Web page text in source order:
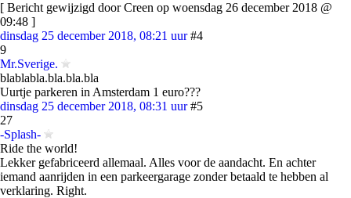
[ Bericht gewijzigd door Creen op woensdag 26 december 2018 @
09:48 ]
dinsdag 25 december 2018, 08:21 uur #4
9
Mr.Sverige.
blablabla.bla.bla.bla
Uurtje parkeren in Amsterdam 1 euro???
dinsdag 25 december 2018, 08:31 uur #5
27
-Splash-
Ride the world!
Lekker gefabriceerd allemaal. Alles voor de aandacht. En achter
iemand aanrijden in een parkeergarage zonder betaald te hebben al
verklaring. Right.